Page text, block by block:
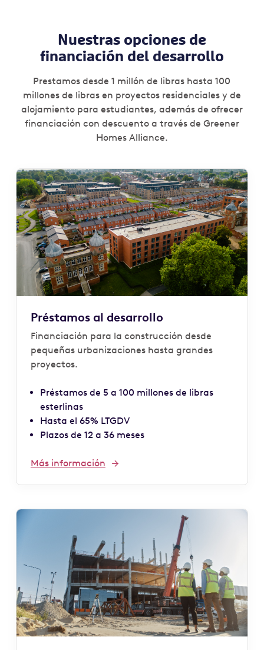
Nuestras opciones de
financiación del desarrollo
Prestamos desde 1 millón de libras hasta 100
millones de libras en proyectos residenciales y de
alojamiento para estudiantes, además de ofrecer
financiación con descuento a través de Greener
Homes Alliance.
Préstamos al desarrollo
Financiación para la construcción desde
pequeñas urbanizaciones hasta grandes
proyectos.
Préstamos de 5 a 100 millones de libras
esterlinas
Hasta el 65% LTGDV
Plazos de 12 a 36 meses
Más información